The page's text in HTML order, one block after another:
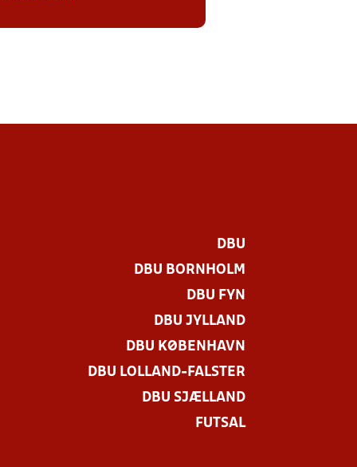
DBU
DBU BORNHOLM
DBU FYN
DBU JYLLAND
DBU KØBENHAVN
DBU LOLLAND-FALSTER
DBU SJÆLLAND
FUTSAL